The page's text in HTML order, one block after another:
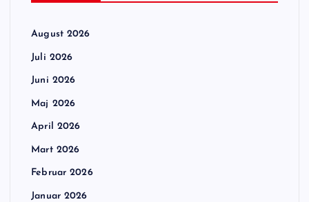
August 2026
Juli 2026
Juni 2026
Maj 2026
April 2026
Mart 2026
Februar 2026
Januar 2026